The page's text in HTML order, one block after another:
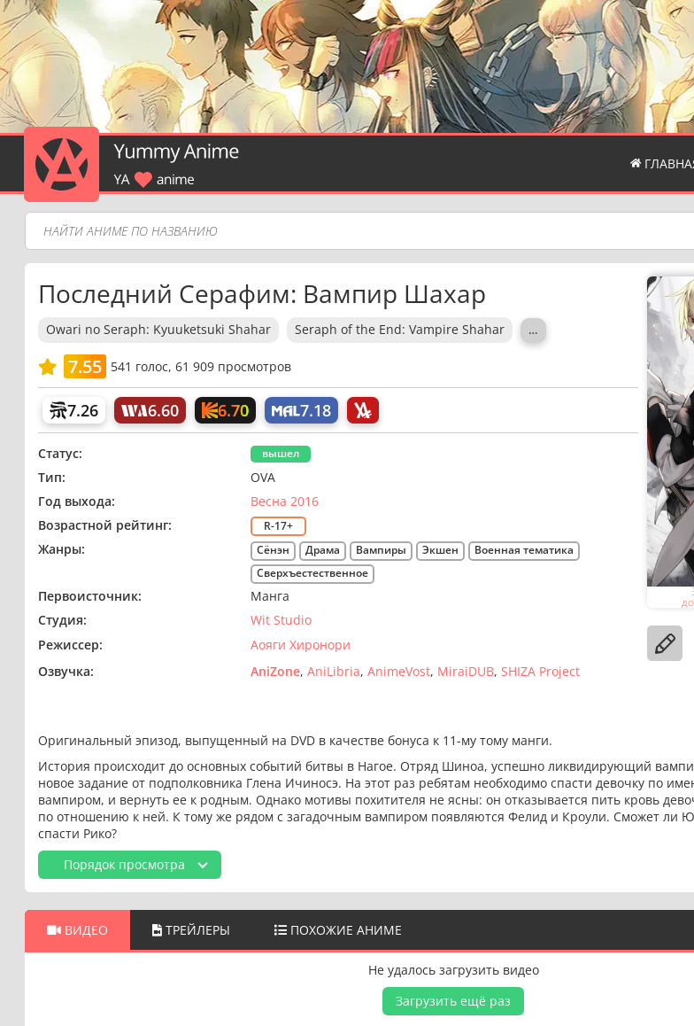
Последний Серафим: Вампир Шахар
Owari no Seraph: Kyuuketsuki Shahar Seraph of the End: Vampire Shahar …
7.55 541 голос, 61 909 просмотров
7.26 6.60 6.70 7.18
Статус: вышел
Тип:
OVA
Год выхода:
Весна 2016
Возрастной рейтинг:
R-17+
Жанры: Сёнэн Драма Вампиры Экшен
Военная тематика
Сверхъестественное
Первоисточник:
Манга
Студия:
Wit Studio
Режиссер:
Аояги Хиронори
Озвучка:
AniZone AniLibria AnimeVost MiraiDUB SHIZA Project
Оригинальный эпизод, выпущенный на DVD в качестве бонуса к 11-му тому манги.
История происходит до основных событий битвы в Нагое. Отряд Шиноа, успешно ликвидирующий
новое задание от подполковника Глена Ичиносэ. На этот раз ребятам необходимо спасти девочку по
вампиром, и вернуть ее к родным. Однако мотивы похитителя не ясны: он отказывается пить кровь
по отношению к ней. К тому же рядом с загадочным вампиром появляются Фелид и Кроули. Сможет ли
спасти Рико?
Порядок просмотра
ВИДЕО ТРЕЙЛЕРЫ ПОХОЖИЕ АНИМЕ
Не удалось загрузить видео
Загрузить ещё раз